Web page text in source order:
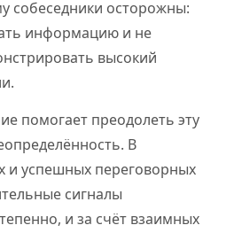
собеседники осторожны:
информацию и не
высокий
помогает преодолеть эту
В
и успешных переговорных
сигналы
и за счёт взаимных